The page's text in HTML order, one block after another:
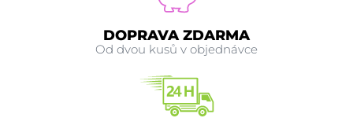
DOPRAVA ZDARMA
Od dvou kusů v objednávce